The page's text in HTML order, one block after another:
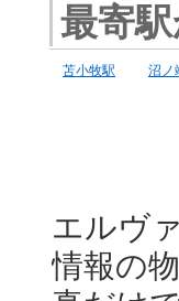
最寄
苫小牧駅 沼ノ
エルヴ
情報の